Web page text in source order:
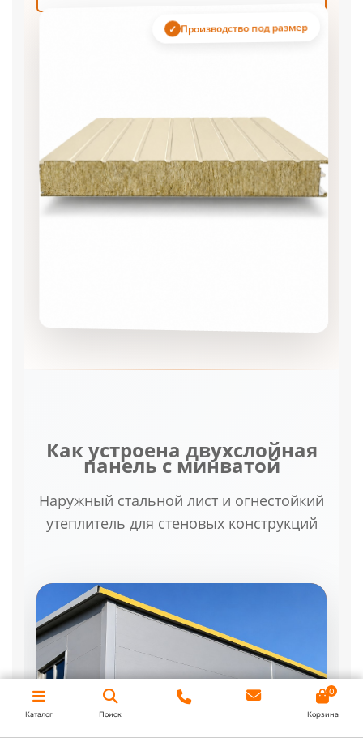
Производство под размер
Как устроена двухслойная
панель с минватой
Наружный стальной лист и огнестойкий
утеплитель для стеновых конструкций
Каталог Поиск
0
Корзина